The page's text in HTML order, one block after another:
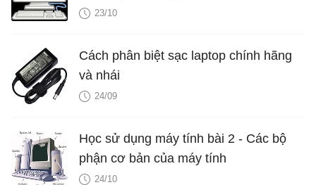
23/10
Cách phân biệt sạc laptop chính hãng
và nhái
24/09
Học sử dụng máy tính bài 2 - Các bộ
phận cơ bản của máy tính
24/10